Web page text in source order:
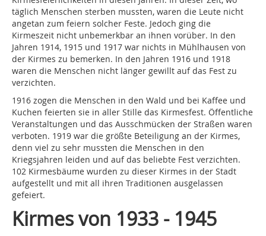
täglich Menschen sterben mussten, waren die Leute nicht
angetan zum feiern solcher Feste. Jedoch ging die
Kirmeszeit nicht unbemerkbar an ihnen vorüber. In den
Jahren 1914, 1915 und 1917 war nichts in Mühlhausen von
der Kirmes zu bemerken. In den Jahren 1916 und 1918
waren die Menschen nicht länger gewillt auf das Fest zu
verzichten.
1916 zogen die Menschen in den Wald und bei Kaffee und
Kuchen feierten sie in aller Stille das Kirmesfest. Öffentliche
Veranstaltungen und das Ausschmücken der Straßen waren
verboten. 1919 war die größte Beteiligung an der Kirmes,
denn viel zu sehr mussten die Menschen in den
Kriegsjahren leiden und auf das beliebte Fest verzichten.
102 Kirmesbäume wurden zu dieser Kirmes in der Stadt
aufgestellt und mit all ihren Traditionen ausgelassen
gefeiert.
Kirmes von 1933 - 1945